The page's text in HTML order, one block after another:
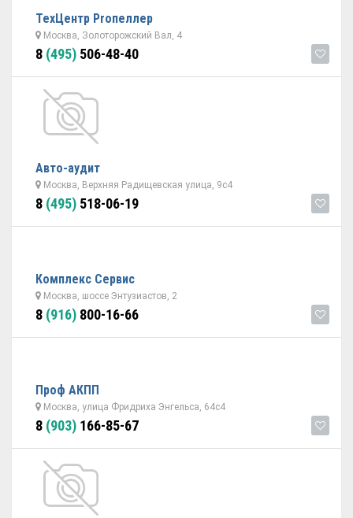
ТехЦентр Proпеллер
Москва, Золоторожский Вал, 4
8 (495) 506-48-40
Авто-аудит
Москва, Верхняя Радищевская улица, 9с4
8 (495) 518-06-19
Комплекс Сервис
Москва, шоссе Энтузиастов, 2
8 (916) 800-16-66
Проф АКПП
Москва, улица Фридриха Энгельса, 64с4
8 (903) 166-85-67